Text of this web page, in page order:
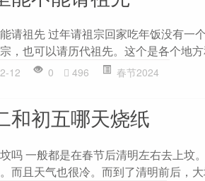
请祖先 过年请祖宗回家吃年饭没有一
，也可以请历代祖先。这个是各个地
12 0 496 春节2024
和初五哪天烧纸
吗 一般都是在春节后清明左右去上坟
而且天气也很冷。而到了清明前后，